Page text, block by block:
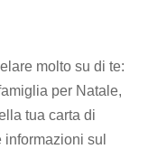
molto su di te:
per Natale,
tua carta di
sul